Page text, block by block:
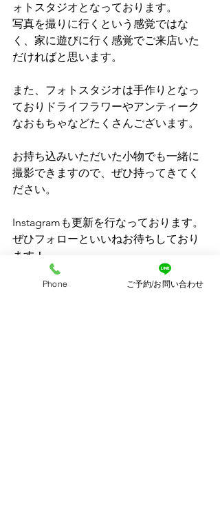
ォトスタジオとなっております。
写真を撮りに行くという感覚ではな
く、家に遊びに行く感覚でご来店いた
だければと思います。
また、フォトスタジオは手作りとなっ
ておりドライフラワーやアンティーク
なおもちゃなどたくさんございます。
お持ち込みいただいた小物でも一緒に
撮影できますので、ぜひ持ってきてく
ださい。
Instagramも更新を行なっております。
ぜひフォローといいねお待ちしており
ます！
Phone ご予約/お問い合わせ